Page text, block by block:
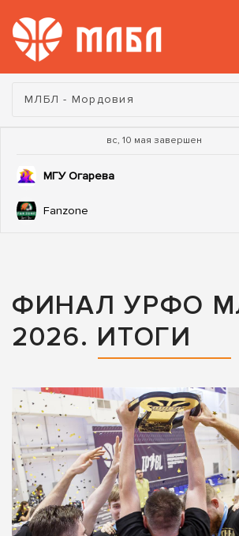
Турнир:
МЛБЛ - Мордовия
вс, 10 мая завершен
МГУ Огарева
Fanzone
ФИНАЛ УРФО
2026. ИТОГИ